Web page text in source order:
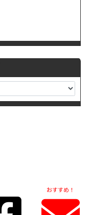
おすすめ！